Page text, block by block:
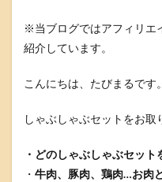
※当ブログではアフィリエ
紹介しています。
こんにちは、たびまるです。
しゃぶしゃぶセットをお取
・どのしゃぶしゃぶセット
・ 牛肉、豚肉、鶏肉…お肉